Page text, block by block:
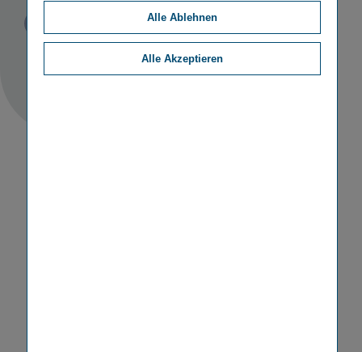
STICHWORTE
MERGERS & ACQUISITIONS
Alle Ablehnen
Alle Akzeptieren